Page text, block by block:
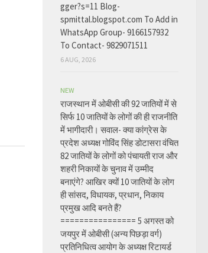
gger?s=11 Blog-
spmittal.blogspot.com To Add in
WhatsApp Group- 9166157932
To Contact- 9829071511
6 AUG, 2026
NEW
राजस्थान में ओबीसी की 92 जातियों में से
सिर्फ 10 जातियों के लोगों की ही राजनीति
में भागीदारी। सवाल- क्या कांग्रेस के
प्रदेश अध्यक्ष गोविंद सिंह डोटासरा वंचित
82 जातियों के लोगों को पंचायती राज और
शहरी निकायों के चुनाव में उम्मीद
बनाएंगे? आखिर क्यों 10 जातियों के लोग
ही सांसद, विधायक, प्रधान, निकाय
प्रमुख आदि बनते हैं?
================ 5 अगस्त को
जयपुर में ओबीसी (अन्य पिछड़ा वर्ग)
प्रतिनिधित्व आयोग के अध्यक्ष रिटायर्ड